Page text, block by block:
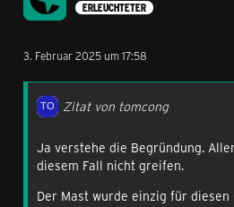
ERLEUCHTETER
3. Februar 2025 um 17:58
Zitat von tomcong
Ja verstehe die Begründung.
diesem Fall nicht greifen.
Der Mast wurde einzig für